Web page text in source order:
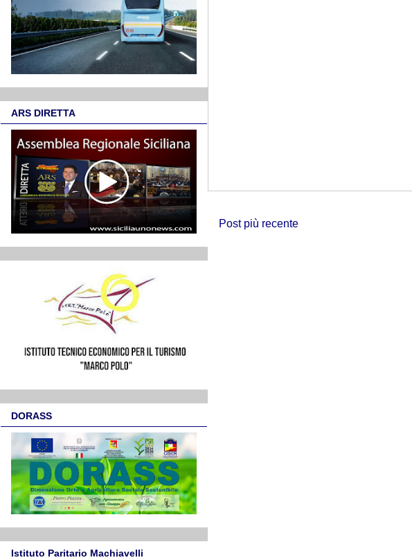
Post più recente
ARS DIRETTA
DORASS
Istituto Paritario Machiavelli